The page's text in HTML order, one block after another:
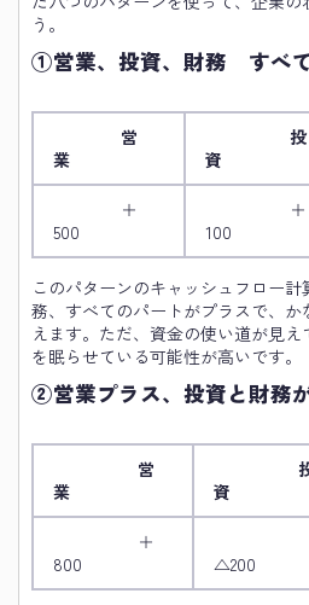
う。
①営業、投資、財務 すべ
営
業
投
＋
500
＋
100
このパターンのキャッシュフロー
務、すべてのパートがプラスで、
えます。ただ、資金の使い道が見
を眠らせている可能性が高いです。
②営業プラス、投資と財務
営
業
資
＋
800